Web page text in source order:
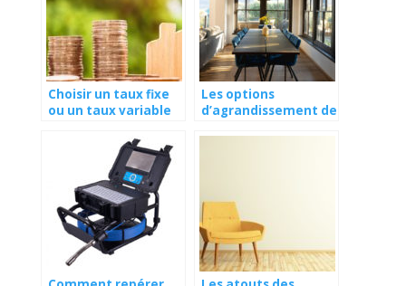
Choisir un taux fixe
ou un taux variable
hypothèque au
Les options
d’agrandissement de